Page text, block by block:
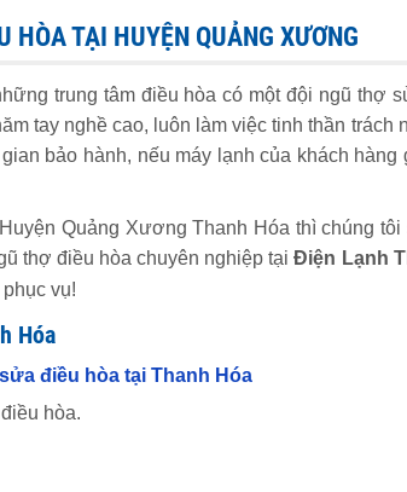
TẠI HUYỆN QUẢNG XƯƠNG
trung tâm điều hòa có một đội ngũ thợ
tay nghề cao, luôn làm việc tinh thần trách
bảo hành, nếu máy lạnh của khách hàng
Quảng Xương Thanh Hóa thì chúng tôi
thợ điều hòa chuyên nghiệp tạiĐiện Lạnh
vụ!
Hóa
sửa điều hòa tại Thanh Hóa
hòa.